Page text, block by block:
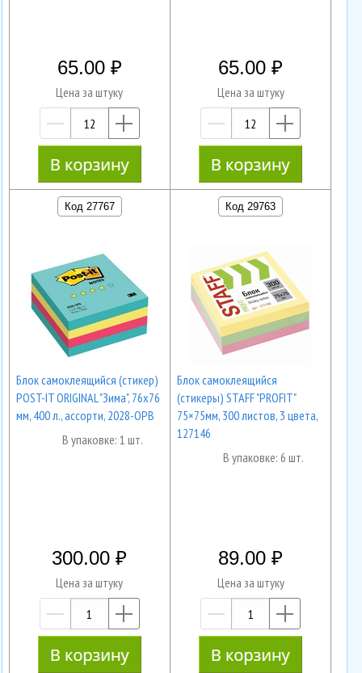
65.00
Цена за штуку
—
65.00
Цена за штуку
—
Код 27767
Блок самоклеящийся (стикер)
POST-IT ORIGINAL "Зима", 76х76
мм, 400 л., ассорти, 2028-OPB
В упаковке: 1 шт.
300.00
Цена за штуку
—
Код 29763
Блок самоклеящийся
(стикеры) STAFF "PROFIT"
75×75мм, 300 листов, 3 цвета,
127146
В упаковке: 6 шт.
89.00
Цена за штуку
—